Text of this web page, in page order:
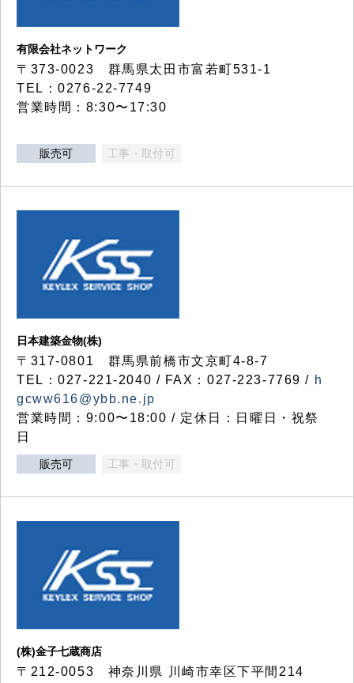
有限会社ネットワーク
〒373-0023 群馬県太田市富若町531-1
TEL：0276-22-7749
営業時間：8:30〜17:30
販売可 工事・取付可
日本建築金物(株)
〒317‐0801 群馬県前橋市文京町4-8-7
TEL：027-221-2040 / FAX：027-223-7769 / h
gcww616@ybb.ne.jp
営業時間：9:00〜18:00 / 定休日：日曜日・祝祭
日
販売可 工事・取付可
(株)金子七蔵商店
〒212-0053 神奈川県 川崎市幸区下平間214